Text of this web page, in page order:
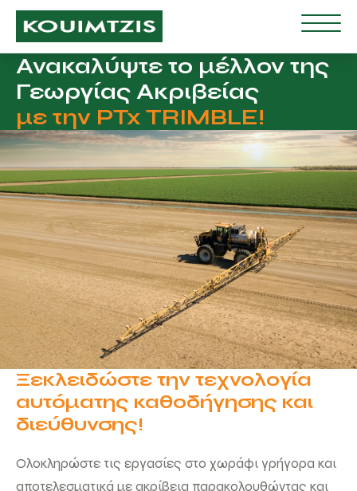
Ανακαλύψτε το μέλλον της
Γεωργίας Ακριβείας
με την PTx TRIMBLE!
Ξεκλειδώστε την τεχνολογία
αυτόματης καθοδήγησης και
διεύθυνσης!
Ολοκληρώστε τις εργασίες στο χωράφι γρήγορα και
αποτελεσματικά με ακρίβεια παρακολουθώντας και